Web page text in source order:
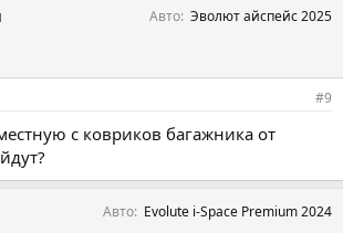
Авто Эволют айспейс 2025
#9
с ковриков багажника от
Авто Evolute i-Space Premium 2024